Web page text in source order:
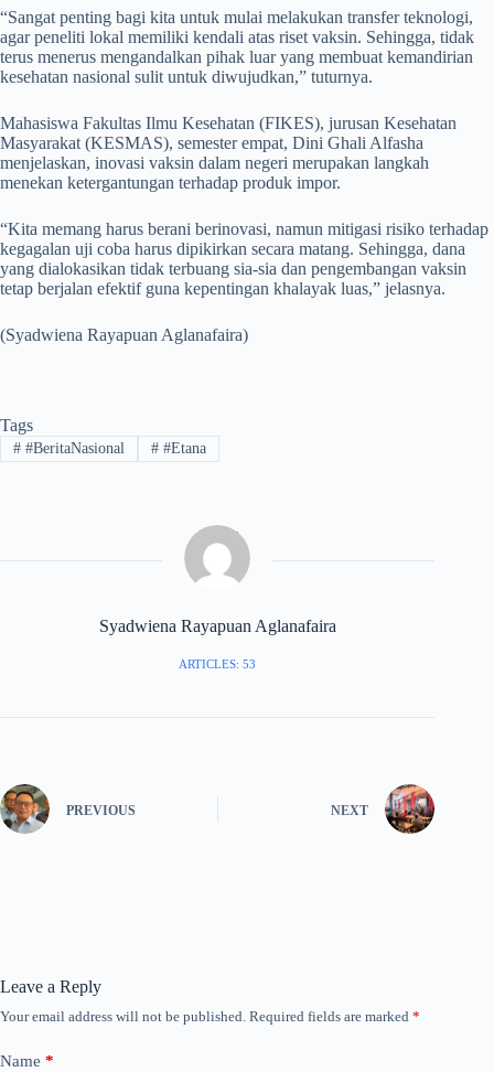
“Sangat penting bagi kita untuk mulai melakukan transfer teknologi,
agar peneliti lokal memiliki kendali atas riset vaksin. Sehingga, tidak
terus menerus mengandalkan pihak luar yang membuat kemandirian
kesehatan nasional sulit untuk diwujudkan,” tuturnya.
​Mahasiswa Fakultas Ilmu Kesehatan (FIKES), jurusan Kesehatan
Masyarakat (KESMAS), semester empat, Dini Ghali Alfasha
menjelaskan, inovasi vaksin dalam negeri merupakan langkah
menekan ketergantungan terhadap produk impor.
“Kita memang harus berani berinovasi, namun mitigasi risiko terhadap
kegagalan uji coba harus dipikirkan secara matang. Sehingga, dana
yang dialokasikan tidak terbuang sia-sia dan pengembangan vaksin
tetap berjalan efektif guna kepentingan khalayak luas,” jelasnya.
(Syadwiena Rayapuan Aglanafaira)
Tags
##BeritaNasional ##Etana
Syadwiena Rayapuan Aglanafaira
ARTICLES: 53
PREVIOUS NEXT
Leave a Reply
Your email address will not be published. Required fields are marked *
Name *